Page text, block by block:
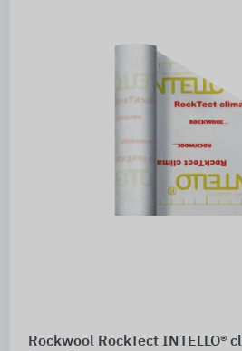
Rockwool RockTect INTELLO®